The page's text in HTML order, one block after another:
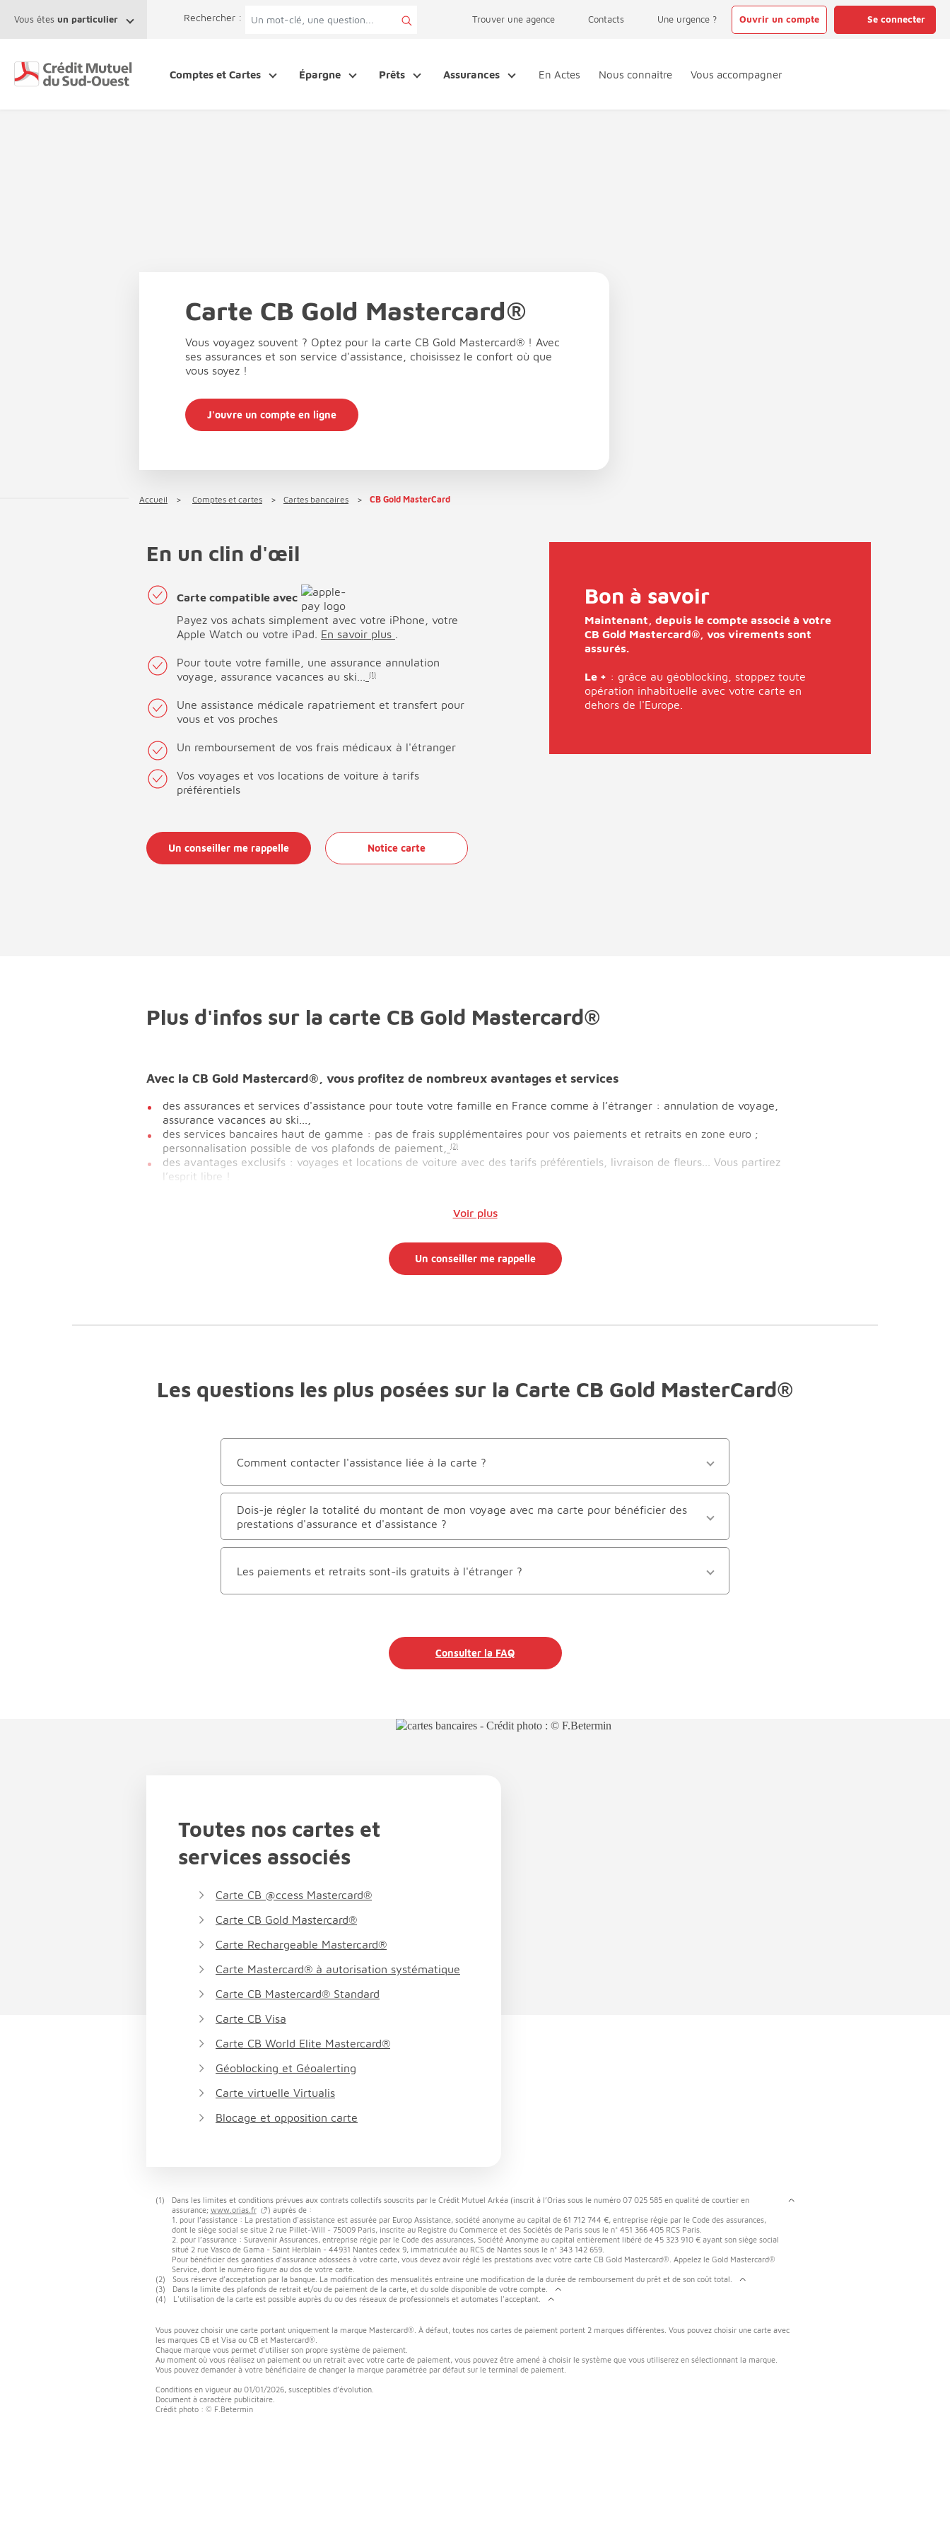
Vous êtes un particulier Rechercher : Trouver une agence Contacts Une urgence ? Ouvrir un compte Se connecter
Comptes et Cartes Épargne Prêts Assurances En Actes Nous connaître Vous accompagner
Carte CB Gold Mastercard®
Vous voyagez souvent ? Optez pour la carte CB Gold Mastercard® ! Avec
ses assurances et son service d'assistance, choisissez le confort où que
vous soyez !
J'ouvre un compte en ligne
Accueil Comptes et cartes Cartes bancaires CB Gold MasterCard
En un clin d'œil
Carte compatible avec
Payez vos achats simplement avec votre iPhone, votre
Apple Watch ou votre iPad. En savoir plus
Pour toute votre famille, une assurance annulation
voyage, assurance vacances au ski...
(1)
Une assistance médicale rapatriement et transfert pour
vous et vos proches
Un remboursement de vos frais médicaux à l'étranger
Vos voyages et vos locations de voiture à tarifs
préférentiels
Un conseiller me rappelle Notice carte
Bon à savoir
Maintenant, depuis le compte associé à votre
CB Gold Mastercard®, vos virements sont
assurés.
Le + : grâce au géoblocking, stoppez toute
opération inhabituelle avec votre carte en
dehors de l'Europe.
Plus d'infos sur la carte CB Gold Mastercard®
Avec la CB Gold Mastercard®, vous profitez de nombreux avantages et services
des assurances et services d'assistance pour toute votre famille en France comme à l’étranger : annulation de voyage,
assurance vacances au ski...,
des services bancaires haut de gamme : pas de frais supplémentaires pour vos paiements et retraits en zone euro ;
personnalisation possible de vos plafonds de paiement,
(2)
des avantages exclusifs : voyages et locations de voiture avec des tarifs préférentiels, livraison de fleurs... Vous partirez
l’esprit libre !
Voir plus
Un conseiller me rappelle
Les questions les plus posées sur la Carte CB Gold MasterCard®
Comment contacter l'assistance liée à la carte ?
Dois-je régler la totalité du montant de mon voyage avec ma carte pour bénéficier des
prestations d'assurance et d'assistance ?
Les paiements et retraits sont-ils gratuits à l'étranger ?
Consulter la FAQ
Toutes nos cartes et
services associés
Carte CB @ccess Mastercard®
Carte CB Gold Mastercard®
Carte Rechargeable Mastercard®
Carte Mastercard® à autorisation systématique
Carte CB Mastercard® Standard
Carte CB Visa
Carte CB World Elite Mastercard®
Géoblocking et Géoalerting
Carte virtuelle Virtualis
Blocage et opposition carte
(1)
Dans les limites et conditions prévues aux contrats collectifs souscrits par le Crédit Mutuel Arkéa (inscrit à l’Orias sous le numéro 07 025 585 en qualité de courtier en
assurance; www.orias.fr
) auprès de :
1. pour l’assistance : La prestation d'assistance est assurée par Europ Assistance, société anonyme au capital de 61 712 744 €, entreprise régie par le Code des assurances,
dont le siège social se situe 2 rue Pillet-Will - 75009 Paris, inscrite au Registre du Commerce et des Sociétés de Paris sous le n° 451 366 405 RCS Paris.
2. pour l’assurance : Suravenir Assurances, entreprise régie par le Code des assurances, Société Anonyme au capital entièrement libéré de 45 323 910 € ayant son siège social
situé 2 rue Vasco de Gama - Saint Herblain - 44931 Nantes cedex 9, immatriculée au RCS de Nantes sous le n° 343 142 659.
Pour bénéficier des garanties d’assurance adossées à votre carte, vous devez avoir réglé les prestations avec votre carte CB Gold Mastercard®. Appelez le Gold Mastercard®
Service, dont le numéro figure au dos de votre carte.
(2)
Sous réserve d’acceptation par la banque. La modification des mensualités entraine une modification de la durée de remboursement du prêt et de son coût total.
(3)
Dans la limite des plafonds de retrait et/ou de paiement de la carte, et du solde disponible de votre compte.
(4)
L'utilisation de la carte est possible auprès du ou des réseaux de professionnels et automates l'acceptant.
Vous pouvez choisir une carte portant uniquement la marque Mastercard®. À défaut, toutes nos cartes de paiement portent 2 marques différentes. Vous pouvez choisir une carte avec
les marques CB et Visa ou CB et Mastercard®.
Chaque marque vous permet d’utiliser son propre système de paiement.
Au moment où vous réalisez un paiement ou un retrait avec votre carte de paiement, vous pouvez être amené à choisir le système que vous utiliserez en sélectionnant la marque.
Vous pouvez demander à votre bénéficiaire de changer la marque paramétrée par défaut sur le terminal de paiement.
Conditions en vigueur au 01/01/2026, susceptibles d’évolution.
Document à caractère publicitaire.
Crédit photo : © F.Betermin